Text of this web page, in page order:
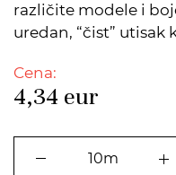
različite modele i
uredan, “čist” utisak
Cena:
4,34 eur